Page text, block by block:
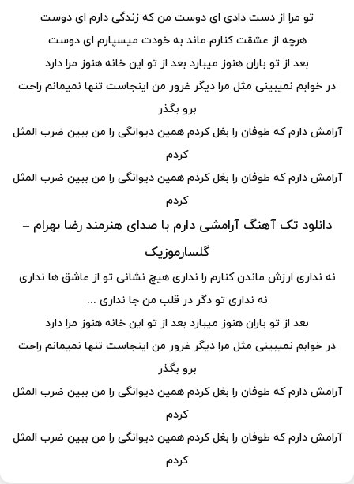
تو مرا از دست دادی ای دوست من که زندگی دارم ای دوست
هرچه از عشقت کنارم ماند به خودت میسپارم ای دوست
بعد از تو باران هنوز میبارد بعد از تو این خانه هنوز مرا دارد
در خوابم نمیبینی مثل مرا دیگر غرور من اینجاست تنها نمیمانم راحت
برو بگذر
آرامش دارم که طوفان را بغل کردم همین دیوانگی را من ببین ضرب المثل
کردم
آرامش دارم که طوفان را بغل کردم همین دیوانگی را من ببین ضرب المثل
کردم
دانلود تک آهنگ آرامشی دارم با صدای هنرمند رضا بهرام –
گلسارموزیک
نه نداری ارزش ماندن کنارم را نداری هیچ نشانی تو از عاشق ها نداری
نه نداری تو دگر در قلب من جا نداری ...
بعد از تو باران هنوز میبارد بعد از تو این خانه هنوز مرا دارد
در خوابم نمیبینی مثل مرا دیگر غرور من اینجاست تنها نمیمانم راحت
برو بگذر
آرامش دارم که طوفان را بغل کردم همین دیوانگی را من ببین ضرب المثل
کردم
آرامش دارم که طوفان را بغل کردم همین دیوانگی را من ببین ضرب المثل
کردم